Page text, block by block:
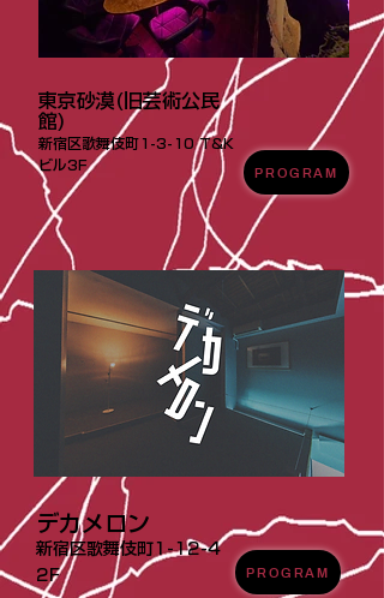
デカメロン
新宿区歌舞伎町1-12-4
2F
PROGRAM
東京砂漠(旧芸術公民
館)
新宿区歌舞伎町1-3-10 T&K
ビル3F
PROGRAM